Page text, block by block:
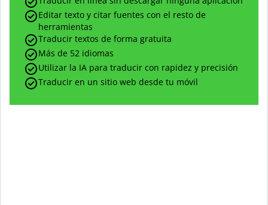
Editar texto y citar fuentes con el resto de
herramientas
Traducir textos de forma gratuita
Más de 52 idiomas
Utilizar la IA para traducir con rapidez y precisión
Traducir en un sitio web desde tu móvil